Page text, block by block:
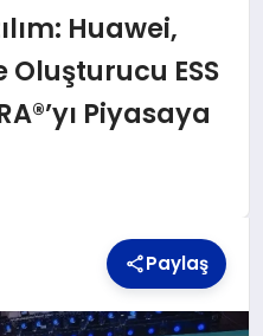
Huawei,
Oluşturucu ESS
Piyasaya
Paylaş